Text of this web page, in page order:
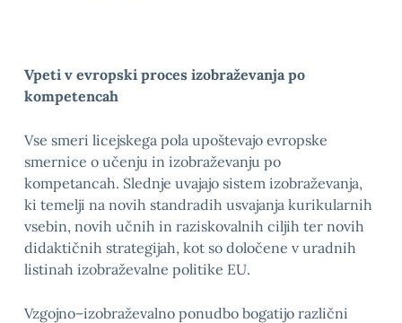
Vpeti v evropski proces izobraževanja po
kompetencah
Vse smeri licejskega pola upoštevajo evropske
smernice o učenju in izobraževanju po
kompetancah. Slednje uvajajo sistem izobraževanja,
ki temelji na novih standradih usvajanja kurikularnih
vsebin, novih učnih in raziskovalnih ciljih ter novih
didaktičnih strategijah, kot so določene v uradnih
listinah izobraževalne politike EU.
Vzgojno–izobraževalno ponudbo bogatijo različni